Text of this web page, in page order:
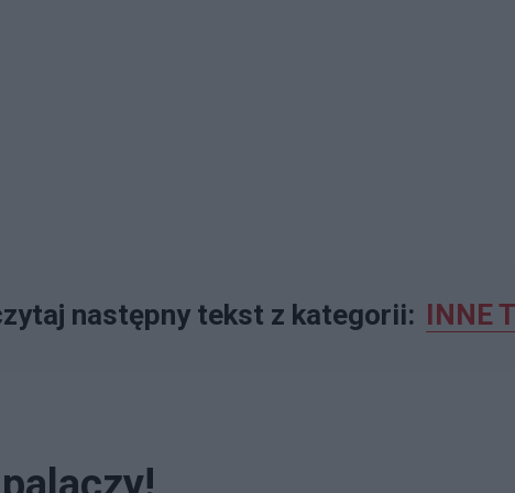
następny tekst z kategorii: INNE